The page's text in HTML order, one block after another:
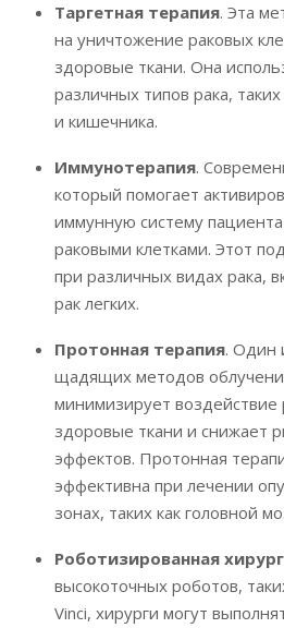
Таргетная терапия. Эта
на уничтожение раковых
здоровые ткани. Она
различных типов рака, таких
и кишечника.
Иммунотерапия.
который помогает
иммунную систему
раковыми клетками. Этот
при различных видах рака,
рак легких.
Протонная терапия. Один
щадящих методов
минимизирует воздействие
здоровые ткани и снижает
эффектов. Протонная
эффективна при лечении
зонах, таких как головной
Роботизированная
высокоточных роботов,
Vinci, хирурги могут